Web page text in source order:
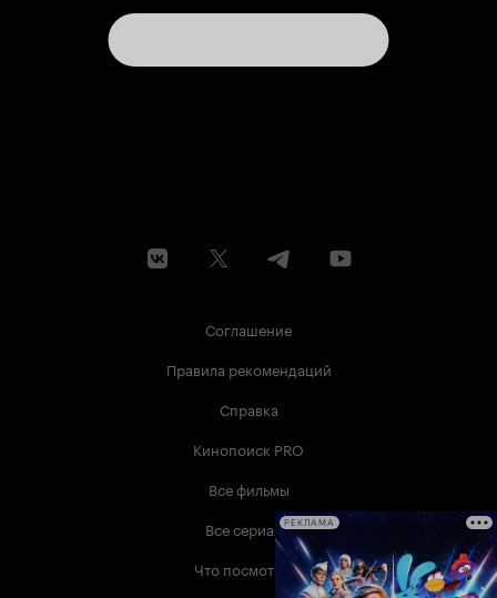
Соглашение
Правила рекомендаций
Справка
Кинопоиск PRO
Все фильмы
Все сериалы
Что посмотреть
РЕКЛАМА